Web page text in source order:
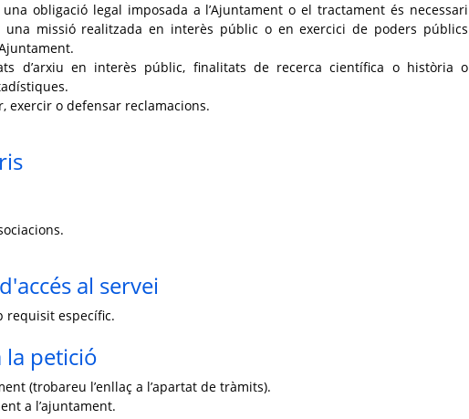
obligació legal imposada a l’Ajuntament o el tractament és necessari
una missió realitzada en interès públic o en exercici de poders públics
d’arxiu en interès públic, finalitats de recerca científica o història o
exercir o defensar reclamacions.
al servei
requisit específic.
la petició
(trobareu l’enllaç a l’apartat de tràmits).
a l’ajuntament.